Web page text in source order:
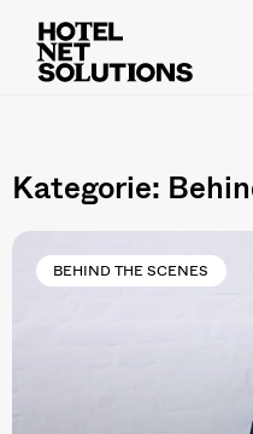
Kategorie:
BEHIND THE SCENES